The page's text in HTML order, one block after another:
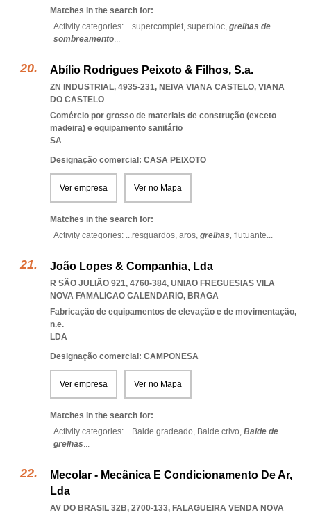
Matches in the search for:
Activity categories: ...supercomplet, superbloc, grelhas de
sombreamento...
Abílio Rodrigues Peixoto & Filhos, S.a.
ZN INDUSTRIAL, 4935-231, NEIVA VIANA CASTELO, VIANA
DO CASTELO
Comércio por grosso de materiais de construção (exceto
madeira) e equipamento sanitário
SA
Designação comercial: CASA PEIXOTO
Ver empresa Ver no Mapa
Matches in the search for:
Activity categories: ...resguardos, aros, grelhas, flutuante...
João Lopes & Companhia, Lda
R SÃO JULIÃO 921, 4760-384, UNIAO FREGUESIAS VILA
NOVA FAMALICAO CALENDARIO, BRAGA
Fabricação de equipamentos de elevação e de movimentação,
n.e.
LDA
Designação comercial: CAMPONESA
Ver empresa Ver no Mapa
Matches in the search for:
Activity categories: ...Balde gradeado, Balde crivo, Balde de
grelhas...
Mecolar - Mecânica E Condicionamento De Ar,
Lda
AV DO BRASIL 32B, 2700-133, FALAGUEIRA VENDA NOVA